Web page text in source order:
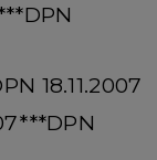
18.11.2007